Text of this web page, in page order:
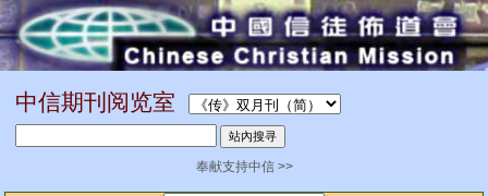
中信期刊阅览室
奉献支持中信 >>